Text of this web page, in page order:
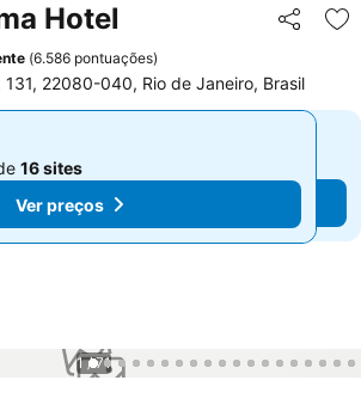
Hotel Partilhar
(6.586 pontuações)
131, 22080-040, Rio de Janeiro, Brasil
16 sites
Ver preços
16 sites
Ver preços
1 / 71